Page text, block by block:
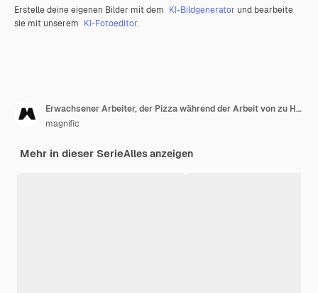
Erstelle deine eigenen Bilder mit dem KI-Bildgenerator und bearbeite
sie mit unserem KI-Fotoeditor.
Erwachsener Arbeiter, der Pizza während der Arbeit von zu Hause aus hat
magnific
Mehr in dieser SerieAlles anzeigen